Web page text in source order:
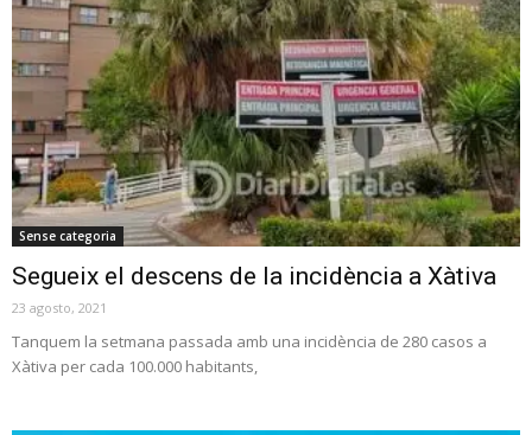
Sense categoria
Segueix el descens de la incidència a Xàtiva
23 agosto, 2021
Tanquem la setmana passada amb una incidència de 280 casos a
Xàtiva per cada 100.000 habitants,